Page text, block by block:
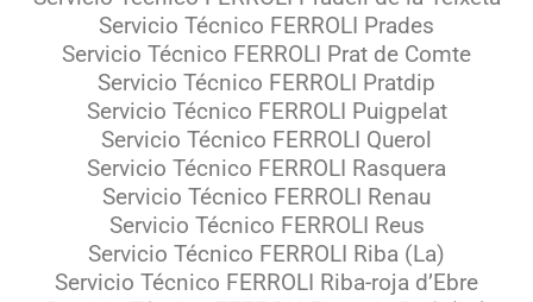
Servicio Técnico FERROLI Prades
Servicio Técnico FERROLI Prat de Comte
Servicio Técnico FERROLI Pratdip
Servicio Técnico FERROLI Puigpelat
Servicio Técnico FERROLI Querol
Servicio Técnico FERROLI Rasquera
Servicio Técnico FERROLI Renau
Servicio Técnico FERROLI Reus
Servicio Técnico FERROLI Riba (La)
Servicio Técnico FERROLI Riba-roja d’Ebre